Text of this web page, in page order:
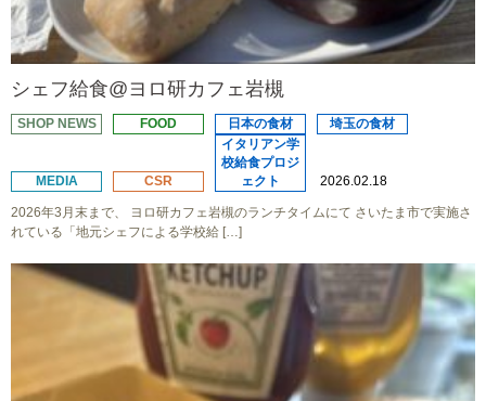
シェフ給食@ヨロ研カフェ岩槻
SHOP NEWS FOOD 日本の食材 埼玉の食材
MEDIA CSR
イタリアン学
校給食プロジ
ェクト
2026.02.18
2026年3月末まで、 ヨロ研カフェ岩槻のランチタイムにて さいたま市で実施さ
れている「地元シェフによる学校給 […]